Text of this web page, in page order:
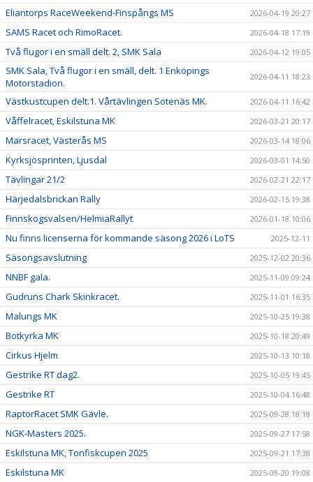
Eliantorps RaceWeekend-Finspångs MS 2026-04-19 20:27
SAMS Racet och RimoRacet. 2026-04-18 17:19
Två flugor i en smäll delt. 2, SMK Sala 2026-04-12 19:05
SMK Sala, Två flugor i en smäll, delt. 1 Enköpings
Motorstadion.
2026-04-11 18:23
Västkustcupen delt.1. Vårtävlingen Sotenäs MK. 2026-04-11 16:42
Våffelracet, Eskilstuna MK 2026-03-21 20:17
Marsracet, Västerås MS 2026-03-14 18:06
Kyrksjösprinten, Ljusdal 2026-03-01 14:50
Tävlingar 21/2 2026-02-21 22:17
Härjedalsbrickan Rally 2026-02-15 19:38
Finnskogsvalsen/HelmiaRallyt 2026-01-18 10:06
Nu finns licenserna för kommande säsong 2026 i LoTS 2025-12-11
Säsongsavslutning 2025-12-02 20:36
NNBF gala. 2025-11-09 09:24
Gudruns Chark Skinkracet. 2025-11-01 16:35
Malungs MK 2025-10-25 19:38
Botkyrka MK 2025-10-18 20:49
Cirkus Hjelm 2025-10-13 10:18
Gestrike RT dag2. 2025-10-05 19:45
Gestrike RT 2025-10-04 16:48
RaptorRacet SMK Gävle. 2025-09-28 18:18
NGK-Masters 2025. 2025-09-27 17:58
Eskilstuna MK, Tonfiskcupen 2025 2025-09-21 17:38
Eskilstuna MK 2025-09-20 19:08